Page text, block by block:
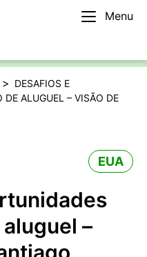
Menu
> DESAFIOS E
ALUGUEL – VISÃO DE
EUA
–